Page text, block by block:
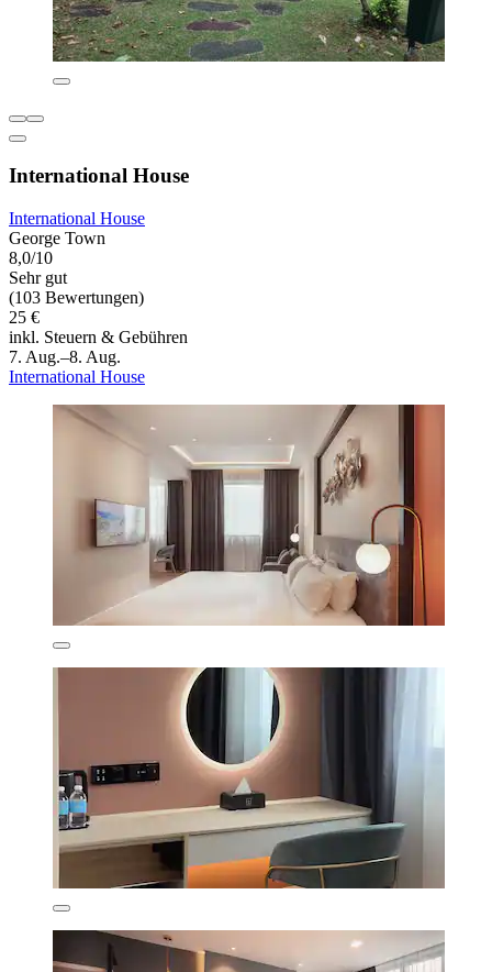
International House
International House
George Town
8,0/10
Sehr gut
(103 Bewertungen)
25 €
inkl. Steuern & Gebühren
7. Aug.–8. Aug.
International House